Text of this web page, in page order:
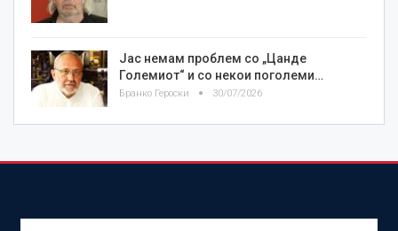
Јас немам проблем со „Цанде
Големиот“ и со некои поголеми…
Бранко Героски 30/07/2026